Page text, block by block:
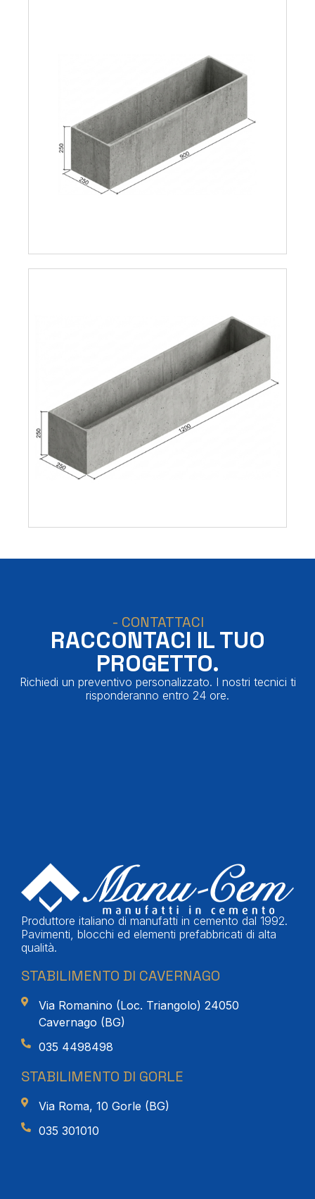
- CONTATTACI
RACCONTACI IL TUO
PROGETTO.
Richiedi un preventivo personalizzato. I nostri tecnici ti
risponderanno entro 24 ore.
Produttore italiano di manufatti in cemento dal 1992.
Pavimenti, blocchi ed elementi prefabbricati di alta
qualità.
STABILIMENTO DI CAVERNAGO
Via Romanino (Loc. Triangolo) 24050
Cavernago (BG)
035 4498498
STABILIMENTO DI GORLE
Via Roma, 10 Gorle (BG)
035 301010